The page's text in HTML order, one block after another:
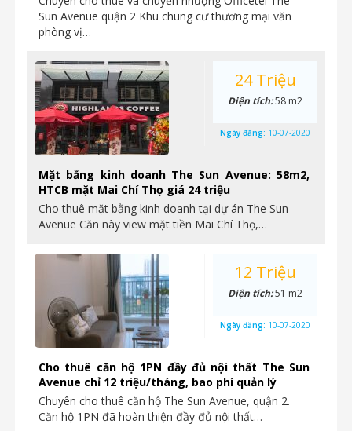
Sun Avenue quận 2 Khu chung cư thương mại văn
phòng vị…
Mặt bằng kinh doanh The Sun Avenue: 58m2,
HTCB mặt Mai Chí Thọ giá 24 triệu
Cho thuê mặt bằng kinh doanh tại dự án The Sun
Avenue Căn này view mặt tiền Mai Chí Thọ,…
24 Triệu
Diện tích:58 m2
Ngày đăng: 10-07-2020
Cho thuê căn hộ 1PN đầy đủ nội thất The Sun
Avenue chỉ 12 triệu/tháng, bao phí quản lý
Chuyên cho thuê căn hộ The Sun Avenue, quận 2.
Căn hộ 1PN đã hoàn thiện đầy đủ nội thất…
12 Triệu
Diện tích:51 m2
Ngày đăng: 10-07-2020